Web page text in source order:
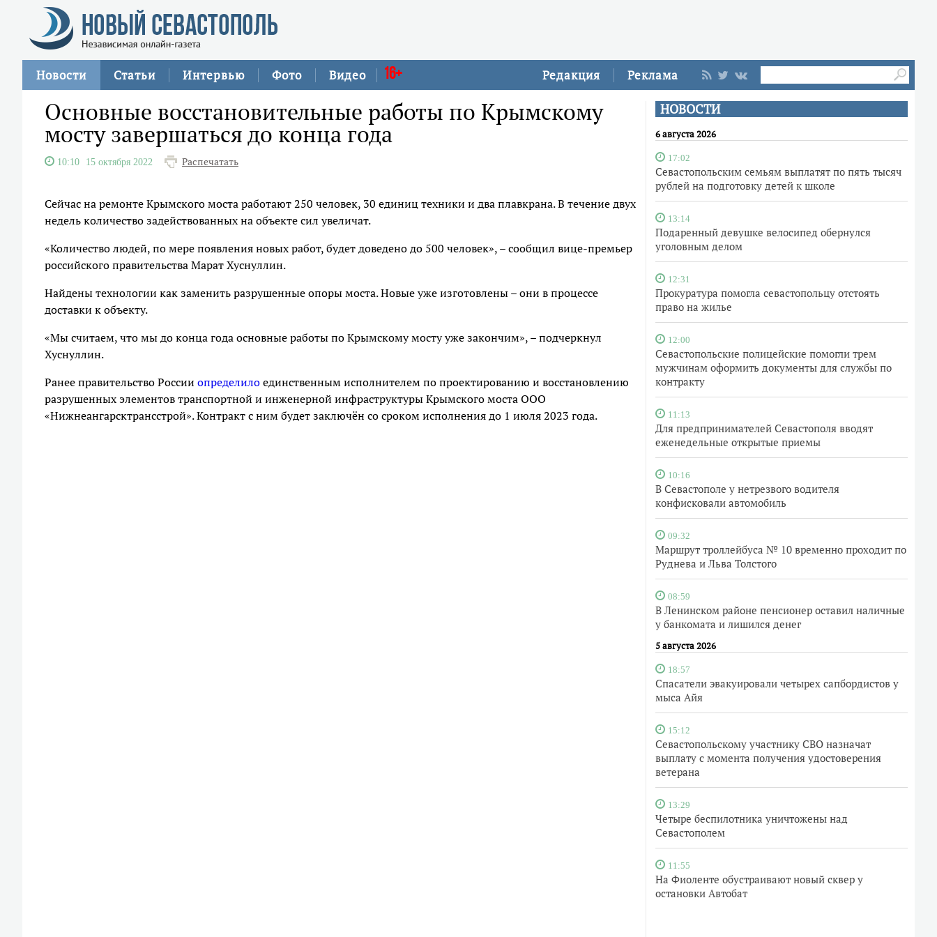
Редакция Реклама
Новости Статьи Интервью Фото Видео 16+
НОВОСТИ
6 августа 2026
17:02
Севастопольским семьям выплатят по пять тысяч
рублей на подготовку детей к школе
13:14
Подаренный девушке велосипед обернулся
уголовным делом
12:31
Прокуратура помогла севастопольцу отстоять
право на жилье
12:00
Севастопольские полицейские помогли трем
мужчинам оформить документы для службы по
контракту
11:13
Для предпринимателей Севастополя вводят
еженедельные открытые приемы
10:16
В Севастополе у нетрезвого водителя
конфисковали автомобиль
09:32
Маршрут троллейбуса № 10 временно проходит по
Руднева и Льва Толстого
08:59
В Ленинском районе пенсионер оставил наличные
у банкомата и лишился денег
5 августа 2026
18:57
Спасатели эвакуировали четырех сапбордистов у
мыса Айя
15:12
Севастопольскому участнику СВО назначат
выплату с момента получения удостоверения
ветерана
13:29
Четыре беспилотника уничтожены над
Севастополем
11:55
На Фиоленте обустраивают новый сквер у
остановки Автобат
Основные восстановительные работы по Крымскому
мосту завершаться до конца года
10:10 15 октября 2022 Распечатать
Сейчас на ремонте Крымского моста работают 250 человек, 30 единиц техники и два плавкрана. В течение двух
недель количество задействованных на объекте сил увеличат.
«Количество людей, по мере появления новых работ, будет доведено до 500 человек», – сообщил вице-премьер
российского правительства Марат Хуснуллин.
Найдены технологии как заменить разрушенные опоры моста. Новые уже изготовлены – они в процессе
доставки к объекту.
«Мы считаем, что мы до конца года основные работы по Крымскому мосту уже закончим», – подчеркнул
Хуснуллин.
Ранее правительство России определилоединственным исполнителем по проектированию и восстановлению
разрушенных элементов транспортной и инженерной инфраструктуры Крымского моста ООО
«Нижнеангарсктрансстрой». Контракт с ним будет заключён со сроком исполнения до 1 июля 2023 года.